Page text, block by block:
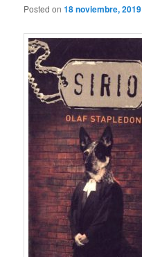
Posted on18 noviembre, 2019